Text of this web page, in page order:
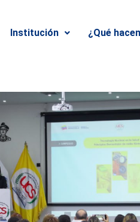
Institución ¿Qué